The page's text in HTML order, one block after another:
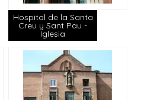
Hospital de la Santa
Creu y Sant Pau -
Iglesia